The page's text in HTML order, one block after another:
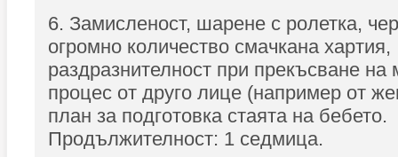
6. Замисленост, шарене с ролетка,
огромно количество смачкана хартия,
раздразнителност при прекъсване на
процес от друго лице (например от
план за подготовка стаята на бебето.
Продължителност: 1 седмица.